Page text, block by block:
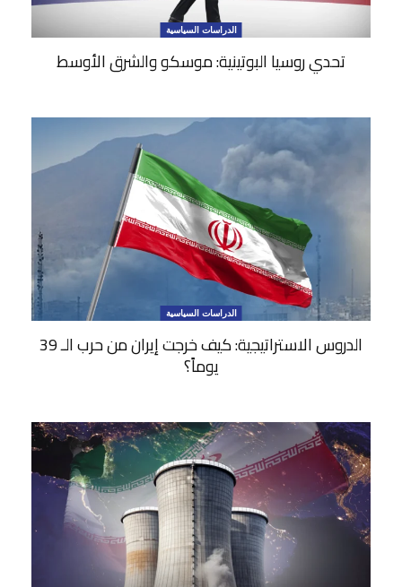
الدراسات السياسية
تحدي روسيا البوتينية: موسكو والشرق الأوسط
الدراسات السياسية
الدروس الاستراتيجية: كيف خرجت إيران من حرب الـ 39
يوماً؟